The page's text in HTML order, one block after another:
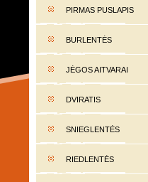
PIRMAS PUSLAPIS
BURLENTĖS
JĖGOS AITVARAI
DVIRATIS
SNIEGLENTĖS
RIEDLENTĖS